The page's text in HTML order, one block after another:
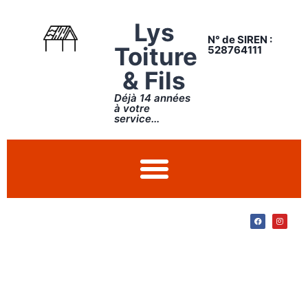
Lys
Toiture
& Fils
Déjà 14 années
à votre
service...
N° de SIREN :
528764111